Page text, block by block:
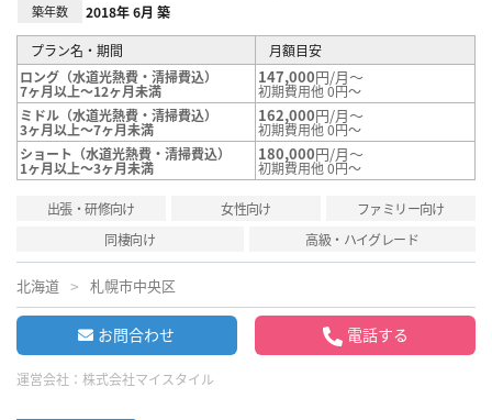
築年数 2018年 6月 築
プラン名・期間
月額目安
ロング（水道光熱費・清掃費込）
7ヶ月以上～12ヶ月未満
147,000円/月～
初期費用他 0円～
ミドル（水道光熱費・清掃費込）
3ヶ月以上～7ヶ月未満
162,000円/月～
初期費用他 0円～
ショート（水道光熱費・清掃費込）
1ヶ月以上～3ヶ月未満
180,000円/月～
初期費用他 0円～
出張・研修向け 女性向け
ファミリー向け
同棲向け
高級・ハイグレード
北海道 札幌市中央区
お問合わせ 電話する
運営会社： 株式会社マイスタイル